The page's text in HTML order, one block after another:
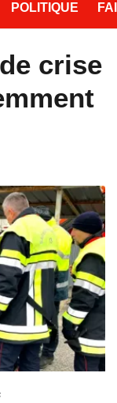
POLITIQUE
crise